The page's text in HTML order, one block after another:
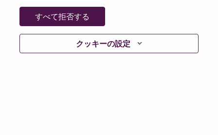
クッキーの設定
すべて拒否する
Go Back
Lenovo.com